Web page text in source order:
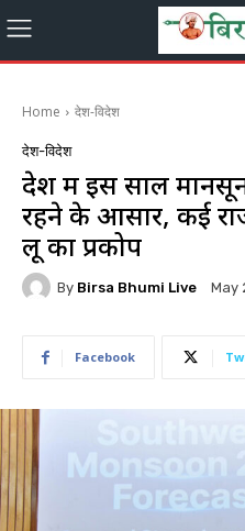
Home देश-विदेश
देश-विदेश
देश में इस साल
रहने के आसार, कई
लू का प्रकोप
By Birsa Bhumi Live May
Facebook